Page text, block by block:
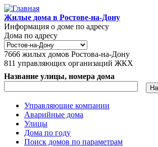
Перейти к основному содержанию
Жилые дома в Ростове-на-Дону
Информация о доме по адресу
Дома по адресу
7666 жилых домов Ростова-на-Дону
811 управляющих организаций ЖКХ
Название улицы, номера дома
Главное меню
Управляющие компании
Аварийные дома
Улицы
Дома по году
Поиск домов по параметрам